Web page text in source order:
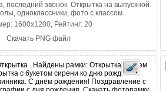
последний звонок. Открытка на выпускной.
одноклассники, фото с классом.
1600x1200, Рейтинг: 20
Скачать PNG файл